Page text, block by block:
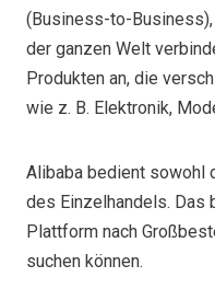
(Business-to-
der ganzen Welt
Produkten an, die
wie z. B. Elektronik,
Alibaba bedient sowohl
des Einzelhandels. Das
Plattform nach
suchen können.